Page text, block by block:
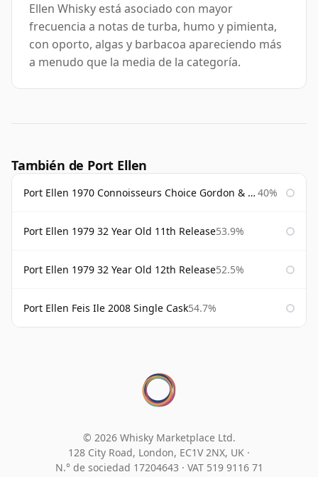
Ellen Whisky está asociado con mayor
frecuencia a notas de turba, humo y pimienta,
con oporto, algas y barbacoa apareciendo más
a menudo que la media de la categoría.
También de Port Ellen
Port Ellen 1970 Connoisseurs Choice Gordon & Macphail 40%
Port Ellen 1979 32 Year Old 11th Release53.9%
Port Ellen 1979 32 Year Old 12th Release52.5%
Port Ellen Feis Ile 2008 Single Cask54.7%
© 2026 Whisky Marketplace Ltd.
128 City Road, London, EC1V 2NX, UK ·
N.° de sociedad 17204643 · VAT 519 9116 71